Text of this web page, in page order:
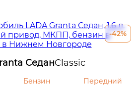
-42%
СеданClassic
Бензин
Передний